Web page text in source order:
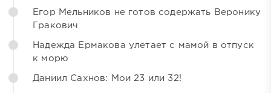
Егор Мельников не готов содержать Веронику
Гракович
Надежда Ермакова улетает с мамой в отпуск
к морю
Даниил Сахнов: Мои 23 или 32!